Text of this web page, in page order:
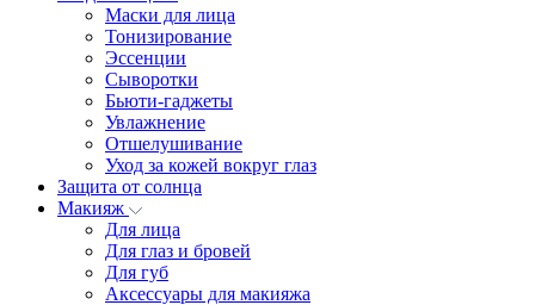
Маски для лица
Тонизирование
Эссенции
Сыворотки
Бьюти-гаджеты
Увлажнение
Отшелушивание
Уход за кожей вокруг глаз
Защита от солнца
Макияж
Для лица
Для глаз и бровей
Для губ
Аксессуары для макияжа